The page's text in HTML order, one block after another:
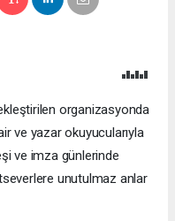
organizasyonda
ve yazar okuyucularıyla
ve imza günlerinde
unutulmaz anlar